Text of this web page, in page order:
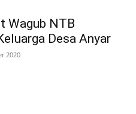
Wagub NTB
Desa Anyar
2020